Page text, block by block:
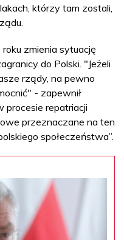
którzy tam zostali,
zmienia sytuację
do Polski. "Jeżeli
rządy, na pewno
- zapewnił
procesie repatriacji
przeznaczane na ten
społeczeństwa”.